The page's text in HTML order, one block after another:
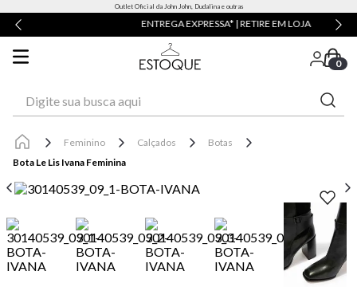
Outlet Oficial da John John, Dudalina e outras
ENTREGA EXPRESSA* | RETIRE EM LOJA
0
Feminino Calçados
Botas
Bota Le Lis Ivana Feminina